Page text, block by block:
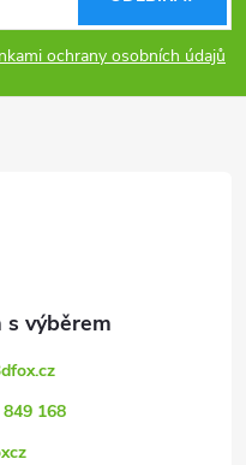
ochrany osobních údajů
168